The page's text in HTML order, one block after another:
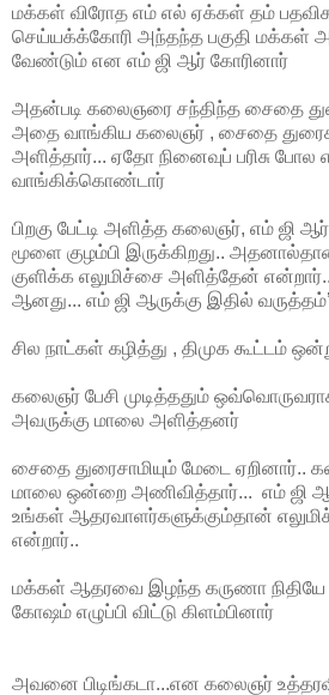
மக்கள் விரோத எம் எல் ஏக்கள் தம்
செய்யக்க்கோரி அந்தந்த பகுதி மக்கள்
வேண்டும் என எம் ஜி ஆர் கோரினார்
அதன்படி கலைஞரை சந்திந்த சைதை
அதை வாங்கிய கலைஞர் , சைதை
அளித்தார்... ஏதோ நினைவுப் பரிசு
வாங்கிக்கொண்டார்
பிறகு பேட்டி அளித்த கலைஞர், எம் ஜி
மூளை குழம்பி இருக்கிறது..
குளிக்க எலுமிச்சை அளித்தேன்
ஆனது... எம் ஜி ஆருக்கு இதில் வருத்தம்’
சில நாட்கள் கழித்து , திமுக கூட்டம்
கலைஞர் பேசி முடித்ததும்
அவருக்கு மாலை அளித்தனர்
சைதை துரைசாமியும் மேடை ஏறினார்..
மாலை ஒன்றை அணிவித்தார்... எம் ஜி
உங்கள் ஆதரவாளர்களுக்கும்தான்
என்றார்..
மக்கள் ஆதரவை இழந்த கருணா நிதியே
கோஷம் எழுப்பி விட்டு கிளம்பினார்
அவனை பிடிங்கடா...என கலைஞர்